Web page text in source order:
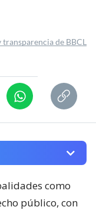
transparencia de BBCL
como
público, con